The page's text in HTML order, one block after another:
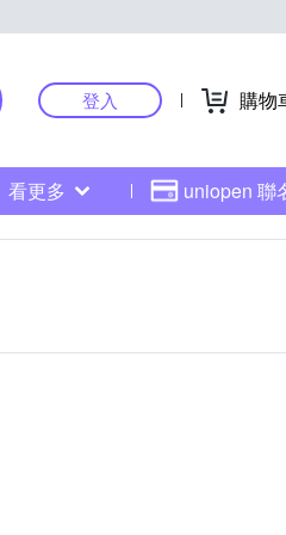
登入 購物
看更多 uniopen 聯